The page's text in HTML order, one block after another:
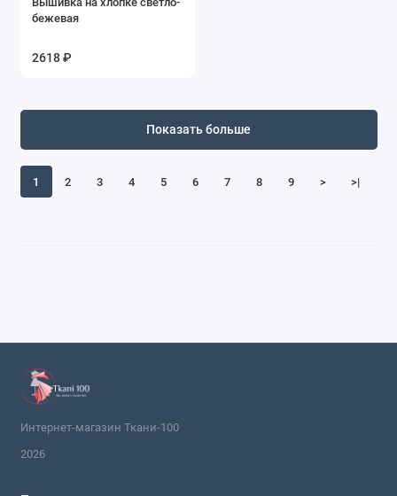
бежевая
2618 ₽
1 2 3 4 5 6 7 8 9 > >|
Показать больше
Интернет-магазин Ткани-100
2026